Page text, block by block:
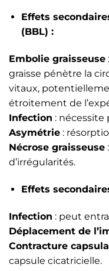
Effets
(BBL) :
Embolie graisseuse
graisse pénètre la
vitaux,
étroitement de
Infection : nécessite
Asymétrie :
Nécrose graisseuse
d’irrégularités.
Effets
Infection : peut
Déplacement de
Contracture
capsule cicatricielle.